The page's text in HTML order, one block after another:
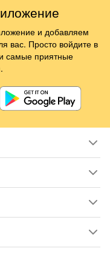
и добавляем
вас. Просто войдите в
самые приятные